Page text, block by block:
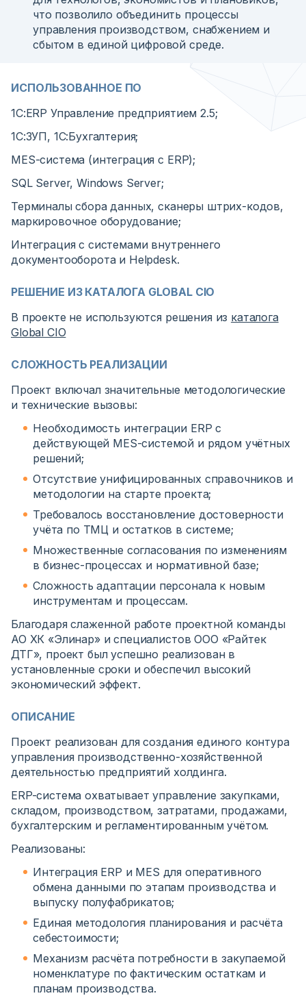
что позволило объединить процессы
управления производством, снабжением и
сбытом в единой цифровой среде.
ИСПОЛЬЗОВАННОЕ ПО
1С:ERP Управление предприятием 2.5;
1С:ЗУП, 1С:Бухгалтерия;
MES-система (интеграция с ERP);
SQL Server, Windows Server;
Терминалы сбора данных, сканеры штрих-кодов,
маркировочное оборудование;
Интеграция с системами внутреннего
документооборота и Helpdesk.
РЕШЕНИЕ ИЗ КАТАЛОГА GLOBAL CIO
В проекте не используются решения из каталога
Global CIO
СЛОЖНОСТЬ РЕАЛИЗАЦИИ
Проект включал значительные методологические
и технические вызовы:
Необходимость интеграции ERP с
действующей MES-системой и рядом учётных
решений;
Отсутствие унифицированных справочников и
методологии на старте проекта;
Требовалось восстановление достоверности
учёта по ТМЦ и остатков в системе;
Множественные согласования по изменениям
в бизнес-процессах и нормативной базе;
Сложность адаптации персонала к новым
инструментам и процессам.
Благодаря слаженной работе проектной команды
АО ХК «Элинар» и специалистов ООО «Райтек
ДТГ», проект был успешно реализован в
установленные сроки и обеспечил высокий
экономический эффект.
ОПИСАНИЕ
Проект реализован для создания единого контура
управления производственно-хозяйственной
деятельностью предприятий холдинга.
ERP-система охватывает управление закупками,
складом, производством, затратами, продажами,
бухгалтерским и регламентированным учётом.
Реализованы:
Интеграция ERP и MES для оперативного
обмена данными по этапам производства и
выпуску полуфабрикатов;
Единая методология планирования и расчёта
себестоимости;
Механизм расчёта потребности в закупаемой
номенклатуре по фактическим остаткам и
планам производства.